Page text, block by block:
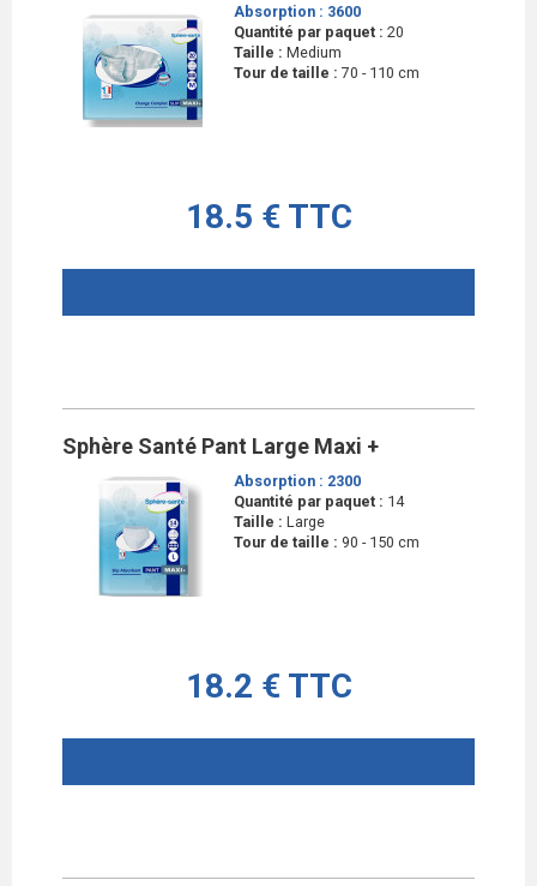
Absorption : 3600
Quantité par paquet : 20
Taille : Medium
Tour de taille : 70 - 110 cm
18.5 € TTC
Sphère Santé Pant Large Maxi +
Absorption : 2300
Quantité par paquet : 14
Taille : Large
Tour de taille : 90 - 150 cm
18.2 € TTC